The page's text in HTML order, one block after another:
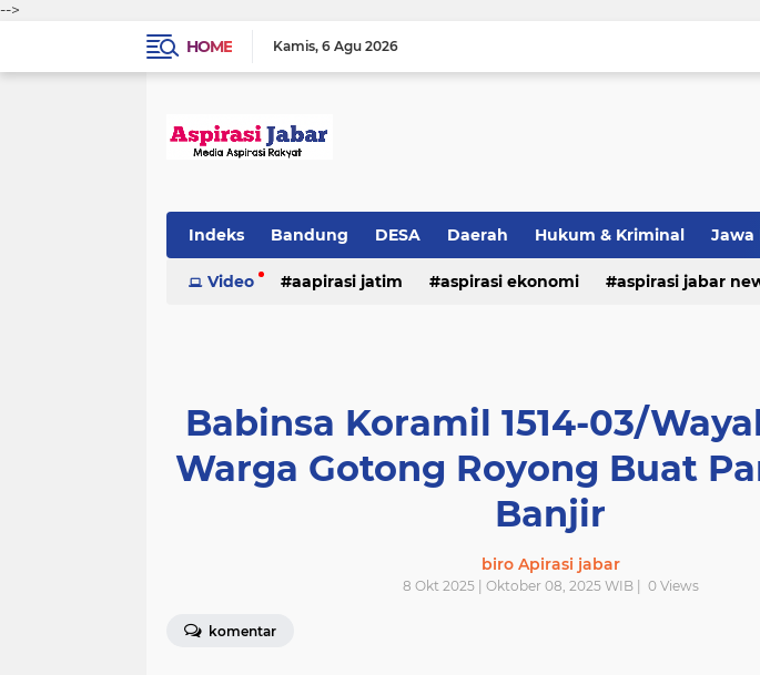
-->
HOME
Kamis 6 Agu 2026
Indeks Bandung DESA Daerah Hukum & Kriminal Jawa
Video aapirasi jatim aspirasi ekonomi aspirasi jabar
Babinsa Koramil 1514-03/
Warga Gotong Royong Buat
Banjir
biro Apirasi jabar
8 Okt 2025 | Oktober 08, 2025 WIB | 0Views
komentar